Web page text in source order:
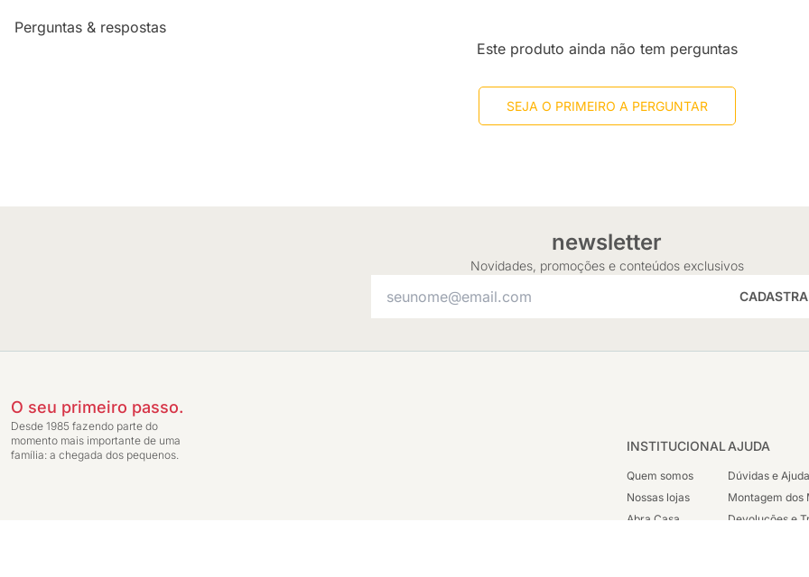
Perguntas & respostas
Este produto ainda não tem perguntas
SEJA O PRIMEIRO A PERGUNTAR
newsletter
Novidades, promoções e conteúdos exclusivos
O seu primeiro passo.
Desde 1985 fazendo parte do
momento mais importante de uma
família: a chegada dos pequenos.
INSTITUCIONAL
Quem somos
Nossas lojas
Abra Casa
AJUDA
Dúvidas e
Montagem dos
Devoluções e